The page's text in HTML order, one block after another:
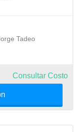
Tadeo
Consultar Costo